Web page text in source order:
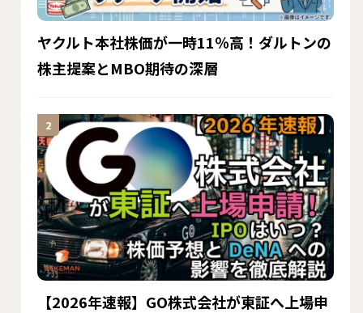
ヤクルト本社株価が一時11％高！ダルトンの
株主提案とMBO期待の深層
【2026年速報】GO株式会社が東証へ上場申